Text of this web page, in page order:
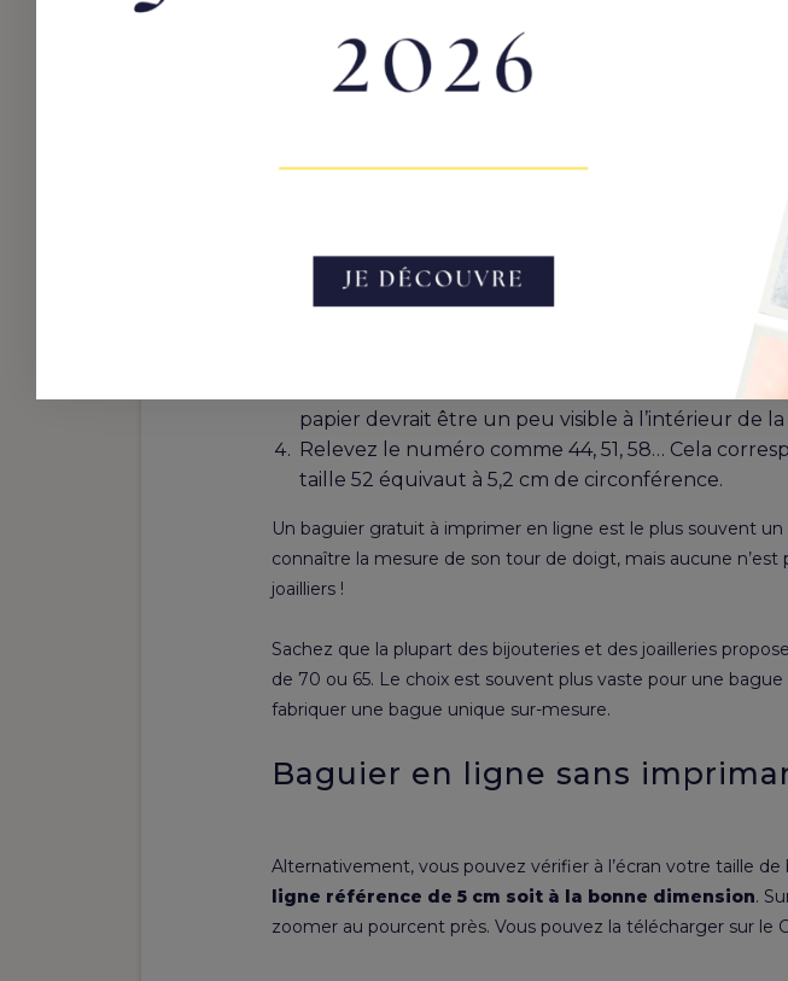
Comment utiliser notre
étapes
sans zoom
Vérifiez que l’échelle est correcte en validant les
Faites glisser votre bague sur la feuille jusqu’à
papier devrait être un peu visible à l’intérieur de
Relevez le numéro comme 44, 51, 58… Cela
taille 52 équivaut à 5,2 cm de circonférence.
Un baguier gratuit à imprimer en ligne est le plus souvent
connaître la mesure de son tour de doigt, mais aucune
joailliers !
Sachez que la plupart des bijouteries et des joailleries
de 70 ou 65. Le choix est souvent plus vaste pour une bague
fabriquer une bague unique sur-mesure.
Baguier en ligne sans
Alternativement, vous pouvez vérifier à l’écran votre taille
ligne référence de 5 cm soit à la bonne dimension.
zoomer au pourcent près. Vous pouvez la télécharger sur le